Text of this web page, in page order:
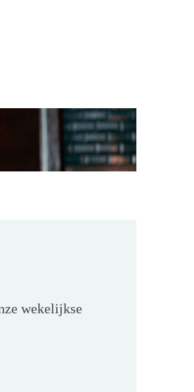
wekelijkse